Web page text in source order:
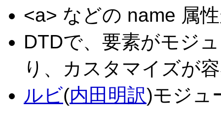
<a> などの name 属
DTDで、要素がモジ
り、カスタマイズが
ルビ(内田明訳)モジュ